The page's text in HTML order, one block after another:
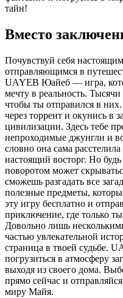
тайн!
Вместо
Почувствуй себя
отправляющимся в
UAYEB Юайеб — игра,
мечту в реальность.
чтобы ты отправился в
через торрент и окунись в
цивилизации. Здесь тебе
непроходимые джунгли и
словно она сама
настоящий восторг. Но
поворотом может
сможешь разгадать все
полезные предметы,
эту игру бесплатно и
приключение, где только
Довольно лишь
частью увлекательной
страница в твоей судьбе.
погрузиться в атмосферу
выходя из своего дома.
прямо сейчас и
миру Майя.